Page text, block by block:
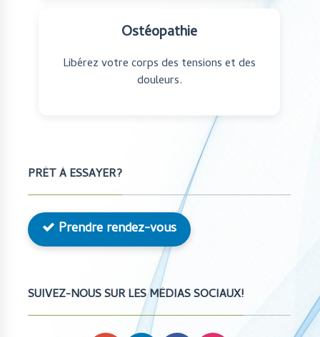
Ostéopathie
Libérez votre corps des tensions et des
douleurs.
PRÊT À ESSAYER?
Prendre rendez-vous
SUIVEZ-NOUS SUR LES MÉDIAS SOCIAUX!